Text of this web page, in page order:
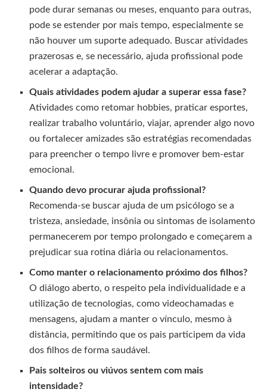
pode durar semanas ou meses, enquanto para outras,
pode se estender por mais tempo, especialmente se
não houver um suporte adequado. Buscar atividades
prazerosas e, se necessário, ajuda profissional pode
acelerar a adaptação.
Quais atividades podem ajudar a superar essa fase?
Atividades como retomar hobbies, praticar esportes,
realizar trabalho voluntário, viajar, aprender algo novo
ou fortalecer amizades são estratégias recomendadas
para preencher o tempo livre e promover bem-estar
emocional.
Quando devo procurar ajuda profissional?
Recomenda-se buscar ajuda de um psicólogo se a
tristeza, ansiedade, insônia ou sintomas de isolamento
permanecerem por tempo prolongado e começarem a
prejudicar sua rotina diária ou relacionamentos.
Como manter o relacionamento próximo dos filhos?
O diálogo aberto, o respeito pela individualidade e a
utilização de tecnologias, como videochamadas e
mensagens, ajudam a manter o vínculo, mesmo à
distância, permitindo que os pais participem da vida
dos filhos de forma saudável.
Pais solteiros ou viúvos sentem com mais
intensidade?